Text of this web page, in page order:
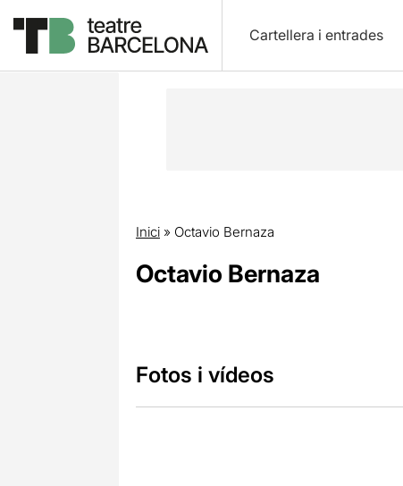
Cartellera i entrades
Inici» Octavio Bernaza
Octavio Bernaza
Fotos i vídeos